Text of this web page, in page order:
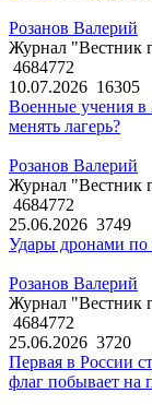
Розанов Валерий
Журнал "Вестник
4684772
10.07.2026 16305
Военные учения в
менять лагерь?
Розанов Валерий
Журнал "Вестник
4684772
25.06.2026 3749
Удары дронами по
Розанов Валерий
Журнал "Вестник
4684772
25.06.2026 3720
Первая в России
флаг побывает на